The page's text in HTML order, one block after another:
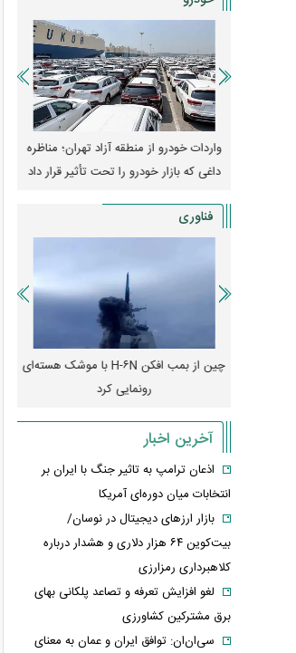
واردات خودرو از منطقه آزاد تهران؛ مناظره
داغی که بازار خودرو را تحت تأثیر قرار داد
فناوری
چین از بمب افکن H-۶N با موشک هسته‌ای
رونمایی کرد
آخرین اخبار
اذعان ترامپ به تاثیر جنگ با ایران بر
انتخابات میان دوره‌ای آمریکا
بازار ارزهای دیجیتال در نوسان/
بیت‌کوین ۶۴ هزار دلاری و هشدار درباره
کلاهبرداری رمزارزی
لغو افزایش تعرفه و تصاعد پلکانی بهای
برق مشترکین کشاورزی
سی‌ان‌ان: توافق ایران و عمان به معنای